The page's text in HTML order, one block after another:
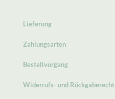
Lieferung
Zahlungsarten
Bestellvorgang
Widerrufs- und Rückgaberecht